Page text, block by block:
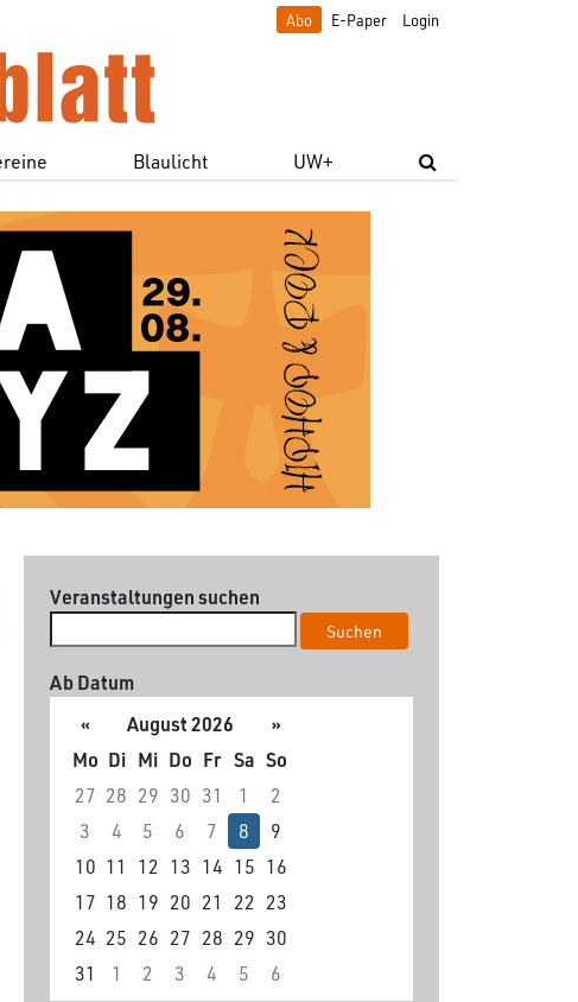
Abo E-Paper Login
Blaulicht UW+
Veranstaltungen suchen
Suchen
Ab Datum
«
August 2026
»
Mo Di Mi Do Fr Sa So
27 28 29 30 31 1
2
3
4 5 6 7 8
9
10 11 12 13 14 15 16
17 18 19 20 21 22 23
24 25 26 27 28 29 30
31
1 2 3 4 5 6